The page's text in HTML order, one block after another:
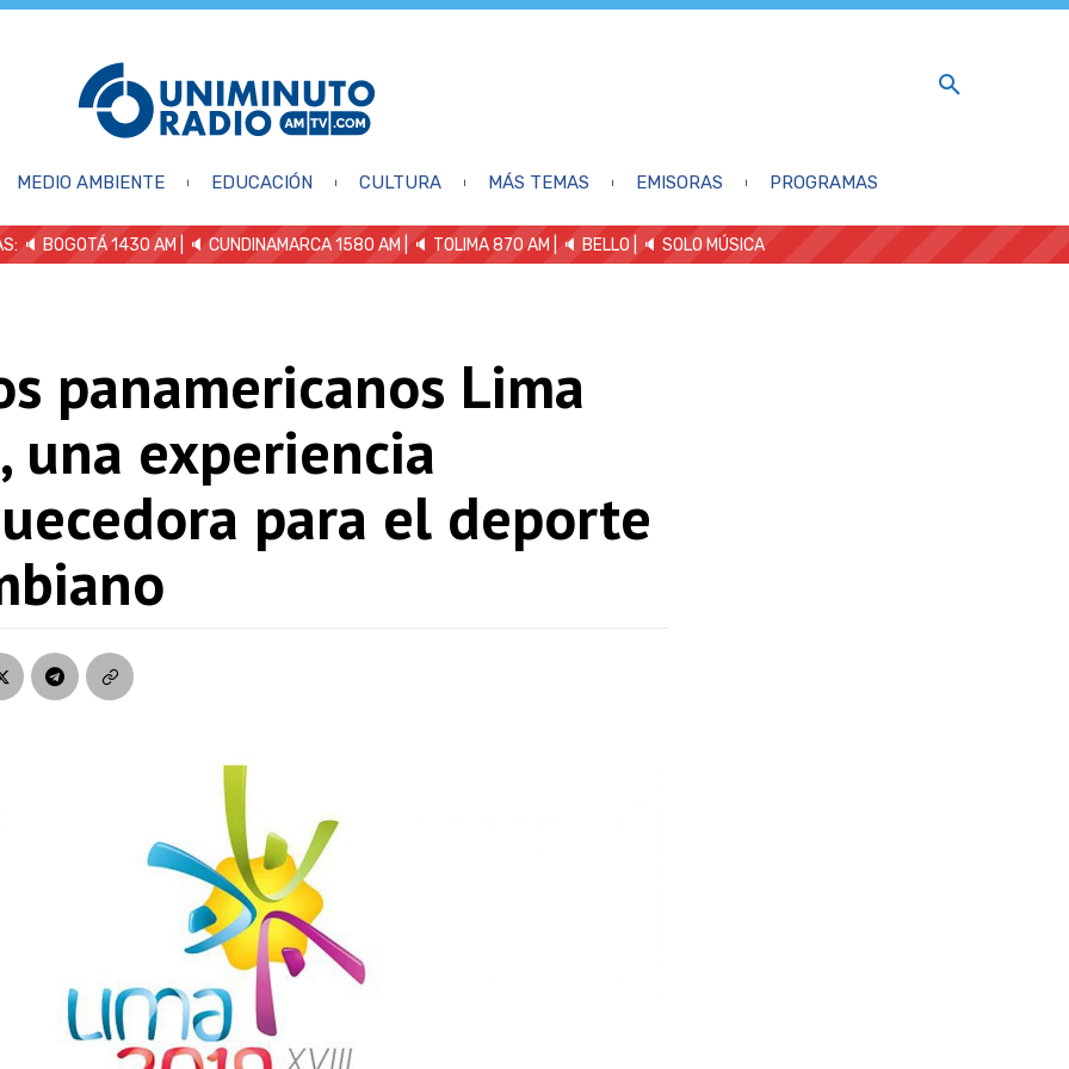
MEDIO AMBIENTE EDUCACIÓN CULTURA MÁS TEMAS EMISORAS PROGRAMAS
🔈 BOGOTÁ 1430 AM | 🔈 CUNDINAMARCA 1580 AM | 🔈 TOLIMA 870 AM | 🔈 BELLO 🔈 SOLO MÚSICA
panamericanos Lima
una experiencia
para el deporte